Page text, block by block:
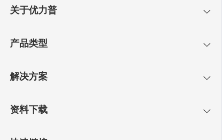
解决方案
服务与支持
新闻资讯
合作与发展
关于优力普
产品类型
解决方案
资料下载